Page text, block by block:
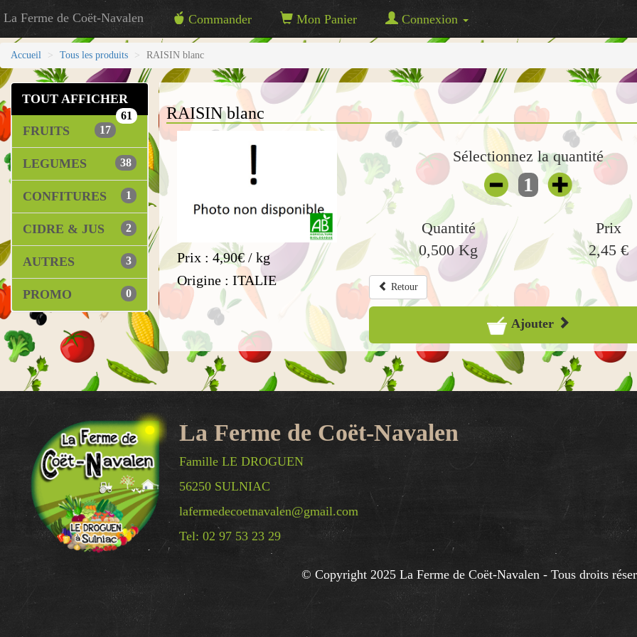
La Ferme de Coët-Navalen Commander Mon Panier Connexion
Accueil Tous les produits RAISIN blanc
TOUT AFFICHER
61
FRUITS 17
LEGUMES 38
CONFITURES 1
CIDRE & JUS 2
AUTRES 3
PROMO 0
RAISIN blanc
Prix : 4,90€ / kg
Origine : ITALIE
Sélectionnez la quantité
1
Quantité
0,500Kg
Prix
2,45 €
Retour
Ajouter
La Ferme de Coët-Navalen
Famille LE DROGUEN
56250 SULNIAC
lafermedecoetnavalen@gmail.com
Tel: 02 97 53 23 29
© Copyright 2025 La Ferme de Coët-Navalen - Tous droits